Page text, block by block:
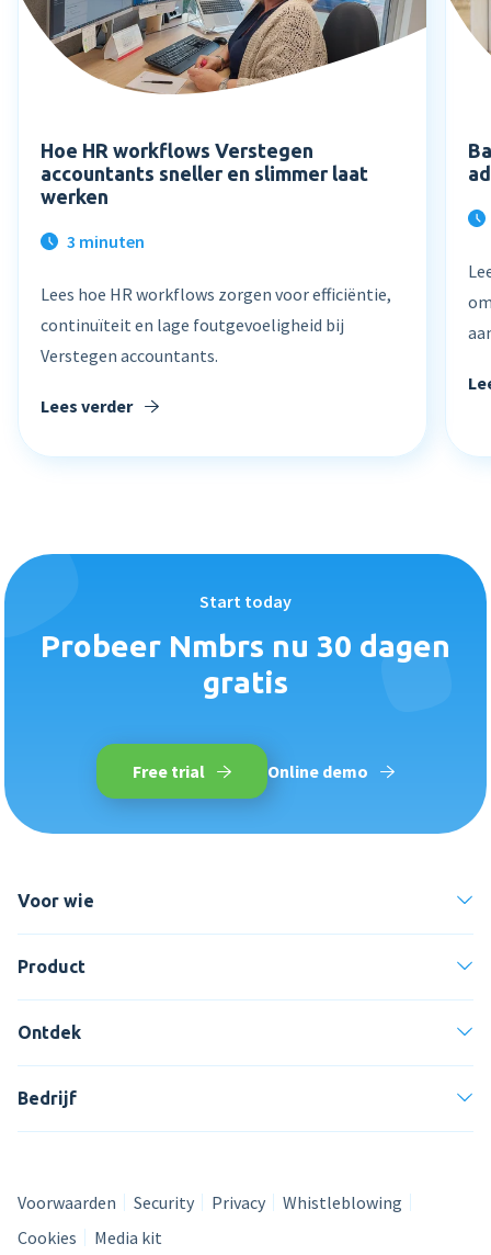
Hoe HR workflows Verstegen
accountants sneller en slimmer laat
werken
3 minuten
Lees hoe HR workflows zorgen voor efficiëntie,
continuïteit en lage foutgevoeligheid bij
Verstegen accountants.
Lees verder
Start today
Probeer Nmbrs nu 30 dagen
gratis
Free trial Online demo
Voor wie
Product
Ontdek
Bedrijf
Voorwaarden Security Privacy
Whistleblowing
Cookies
Media kit